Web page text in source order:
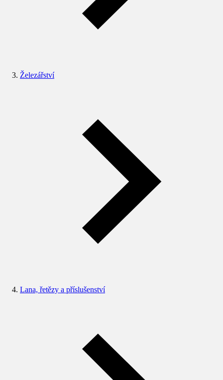
Železářství
Lana, řetězy a příslušenství